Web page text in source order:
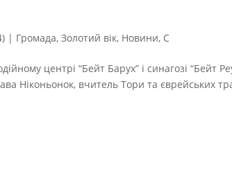
| Громада,Золотий вік, Новини, С
центрі “Бейт Барух” і синагозі “Бейт
Ніконьонок, вчитель Тори та єврейських